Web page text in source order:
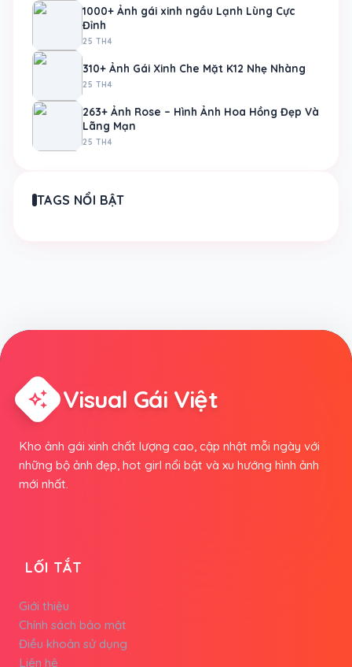
1000+ Ảnh gái xinh ngầu Lạnh Lùng Cực
Đỉnh
25 TH4
310+ Ảnh Gái Xinh Che Mặt K12 Nhẹ Nhàng
25 TH4
263+ Ảnh Rose – Hình Ảnh Hoa Hồng Đẹp Và
Lãng Mạn
25 TH4
TAGS NỔI BẬT
auto_awesome Visual Gái Việt
Kho ảnh gái xinh chất lượng cao, cập nhật mỗi ngày với
những bộ ảnh đẹp, hot girl nổi bật và xu hướng hình ảnh
mới nhất.
LỐI TẮT
Giới thiệu
Chính sách bảo mật
Điều khoản sử dụng
Liên hệ